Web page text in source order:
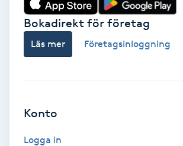
Headspa
Healing
HIFU
Bokadirekt för företag
Läs mer Företagsinloggning
Konto
Logga in